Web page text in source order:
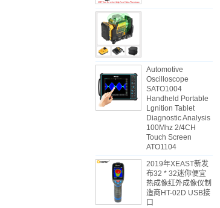
Automotive
Oscilloscope
SATO1004
Handheld Portable
Lgnition Tablet
Diagnostic Analysis
100Mhz 2/4CH
Touch Screen
ATO1104
2019年XEAST新发
布32 * 32迷你便宜
热成像红外成像仪制
造商HT-02D USB接
口